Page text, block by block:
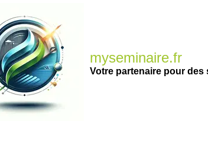
myseminaire.fr
Votre partenaire pour